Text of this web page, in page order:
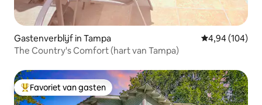
Gastenverblijf in Tampa Gemiddelde
4,94 (104)
The Country's Comfort (hart van Tampa)
Topfavoriet van gasten
Favoriet van gasten